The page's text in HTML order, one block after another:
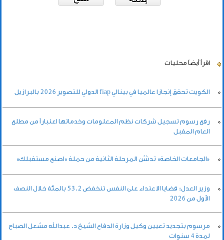
اقرأ أيضاً محليات
الكويت تحقق إنجازا عالميا في بينالي fiap الدولي للتصوير 2026 بالبرازيل
رفع رسوم تسجيل شركات نظم المعلومات وخدماتها اعتباراً من مطلع
العام المقبل
«الجامعات الخاصة» تدشّن المرحلة الثانية من حملة «اصنع مستقبلك»
وزير العدل: قضايا الاعتداء على النفس تنخفض 53.2 بالمئة خلال النصف
الأول من 2026
مرسوم بتجديد تعيين وكيل وزارة الدفاع الشيخ د. عبدالله مشعل الصباح
لمدة 4 سنوات